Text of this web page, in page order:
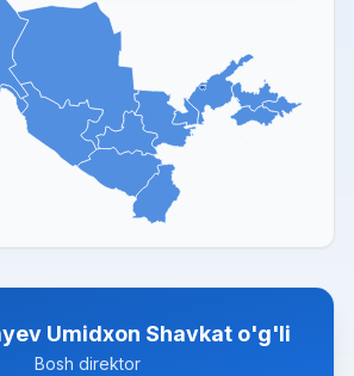
Umidxon Shavkat o'g'li
Bosh direktor